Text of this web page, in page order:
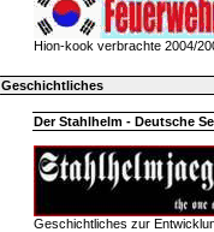
Hion-kook verbrachte 2004/
Geschichtliches
Der Stahlhelm - Deutsche
Geschichtliches zur